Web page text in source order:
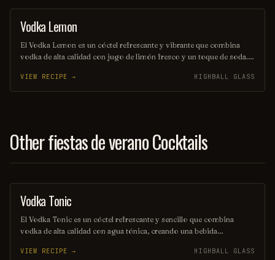
un digestivo después de la cena.
COCKTAIL
Vodka Lemon
El Vodka Lemon es un cóctel refrescante y vibrante que combina
vodka de alta calidad con jugo de limón fresco y un toque de soda.
lo convierte en una opción perfecta para cualquier ocasión. ¡Un
trago sencillo que nunca pasa de moda!
VIEW RECIPE → HIGHBALL GLASS
Other fiestas de verano Cocktails
COCKTAIL
Vodka Tonic
El Vodka Tonic es un cóctel refrescante y sencillo que combina
vodka de alta calidad con agua tónica, creando una bebida
adornado con una rodaja de limón o lima, lo que realza su sabor y
VIEW RECIPE → HIGHBALL GLASS